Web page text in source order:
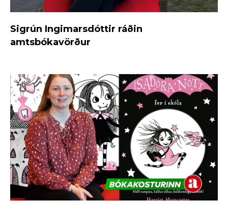
Sigrún Ingimarsdóttir ráðin
amtsbókavörður